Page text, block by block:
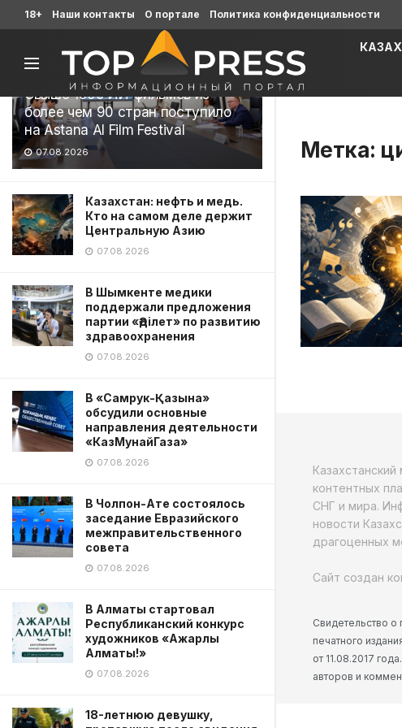
Последние
Свыше 1900 ИИ-фильмов из
более чем 90 стран поступило
на Astana AI Film Festival
07.08.2026
Казахстан: нефть и медь.
Кто на самом деле держит
Центральную Азию
07.08.2026
В Шымкенте медики
поддержали предложения
партии «Әділет» по развитию
здравоохранения
07.08.2026
В «Самрук-Қазына»
обсудили основные
направления деятельности
«КазМунайГаза»
07.08.2026
В Чолпон-Ате состоялось
заседание Евразийского
межправительственного
совета
07.08.2026
В Алматы стартовал
Республиканский конкурс
художников «Ажарлы
Алматы!»
07.08.2026
18-летнюю девушку,
18+ Наши контакты О портале Политика конфиденциальности
Метка:
контентных
СНГ и мира.
новости
драгоценных
Сайт создан
Свидетельство о
печатного
от 11.08.2017
авторов и